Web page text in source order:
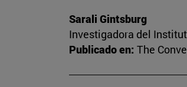
Sarali Gintsburg
Investigadora del
Publicado en: The